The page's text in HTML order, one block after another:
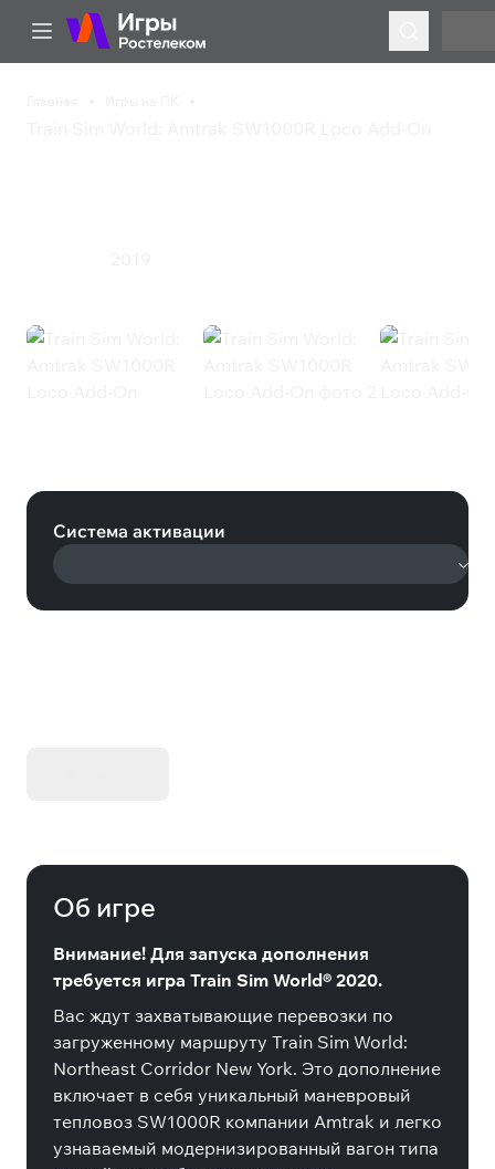
Система активации
Об игре
Внимание! Для запуска дополнения
требуется игра Train Sim World® 2020.
Вас ждут захватывающие перевозки по
загруженному маршруту Train Sim World:
Northeast Corridor New York. Это дополнение
включает в себя уникальный маневровый
тепловоз SW1000R компании Amtrak и легко
узнаваемый модернизированный вагон типа